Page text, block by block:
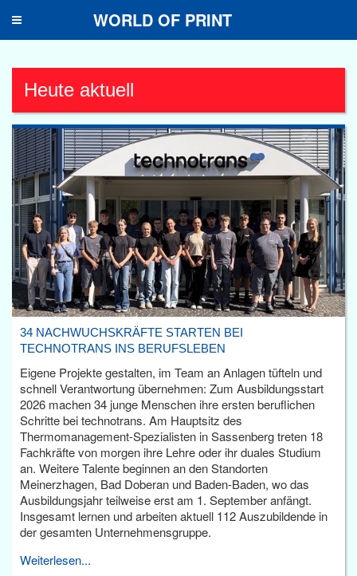
Toggle
WORLD OF PRINT
Heute aktuell
34 NACHWUCHSKRÄFTE STARTEN BEI
TECHNOTRANS INS BERUFSLEBEN
Eigene Projekte gestalten, im Team an Anlagen tüfteln und
schnell Verantwortung übernehmen: Zum Ausbildungsstart
2026 machen 34 junge Menschen ihre ersten beruflichen
Schritte bei technotrans. Am Hauptsitz des
Thermomanagement-Spezialisten in Sassenberg treten 18
Fachkräfte von morgen ihre Lehre oder ihr duales Studium
an. Weitere Talente beginnen an den Standorten
Meinerzhagen, Bad Doberan und Baden-Baden, wo das
Ausbildungsjahr teilweise erst am 1. September anfängt.
Insgesamt lernen und arbeiten aktuell 112 Auszubildende in
der gesamten Unternehmensgruppe.
Weiterlesen...